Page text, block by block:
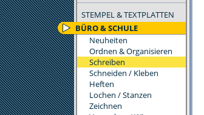
STEMPEL & TEXTPLATTEN
BÜRO & SCHULE
Neuheiten
Ordnen & Organisieren
Schreiben
Schneiden / Kleben
Heften
Lochen / Stanzen
Zeichnen